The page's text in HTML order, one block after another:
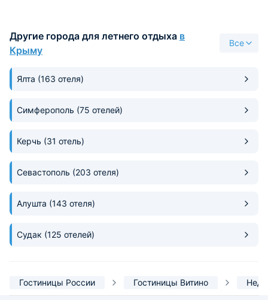
Другие города для летнего отдыха в
Крыму
Все
Ялта (163 отеля)
Симферополь (75 отелей)
Керчь (31 отель)
Севастополь (203 отеля)
Алушта (143 отеля)
Судак (125 отелей)
Гостиницы России Гостиницы Витино